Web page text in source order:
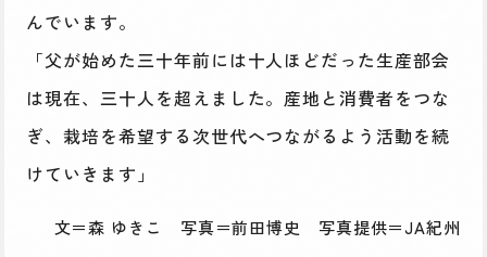
んでいます。
「父が始めた三十年前には十人ほどだった生産部会
は現在、三十人を超えました。産地と消費者をつな
ぎ、栽培を希望する次世代へつながるよう活動を続
けていきます」
文＝森 ゆきこ 写真＝前田博史 写真提供＝JA紀州